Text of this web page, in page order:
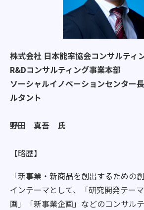
株式会社 日本能率協会コンサルティ
R&Dコンサルティング事業本部
ソーシャルイノベーションセンター
ルタント
野田 真吾 氏
【略歴】
「新事業・新商品を創出するための
インテーマとして、「研究開発テー
画」「新事業企画」などのコンサル